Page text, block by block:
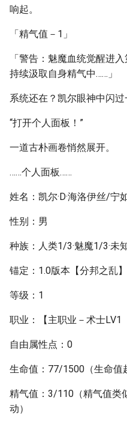
响起。
「精气值－1」
「警告：魅魔血统觉醒进
持续汲取自身精气中……」
系统还在？凯尔眼神中闪过
“打开个人面板！”
一道古朴画卷悄然展开。
……个人面板……
姓名：凯尔·D·海洛伊丝/宁
性别：男
种族：人类1/3·魅魔1/3·未
锚定：1.0版本【分邦之乱
等级：1
职业：【主职业－术士LV1
自由属性点：0
生命值：77/1500（生命值
精气值：3/110（精气值类
动）